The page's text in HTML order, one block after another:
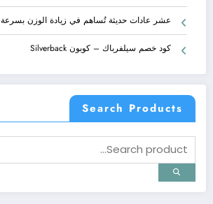
عشر عادات حديثة تُساهم في زيادة الوزن بسرعة
كود خصم سيلفرباك – كوبون Silverback
Search Products